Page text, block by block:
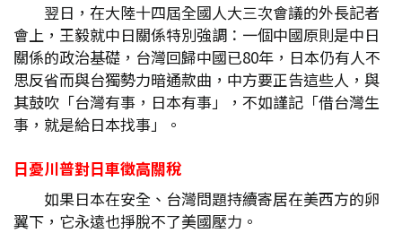
翌日，在大陸十四屆全國人大三次會議的外長記者
會上，王毅就中日關係特別強調：一個中國原則是中日
關係的政治基礎，台灣回歸中國已80年，日本仍有人不
思反省而與台獨勢力暗通款曲，中方要正告這些人，與
其鼓吹「台灣有事，日本有事」，不如謹記「借台灣生
事，就是給日本找事」。
日憂川普對日車徵高關稅
如果日本在安全、台灣問題持續寄居在美西方的卵
翼下，它永遠也掙脫不了美國壓力。